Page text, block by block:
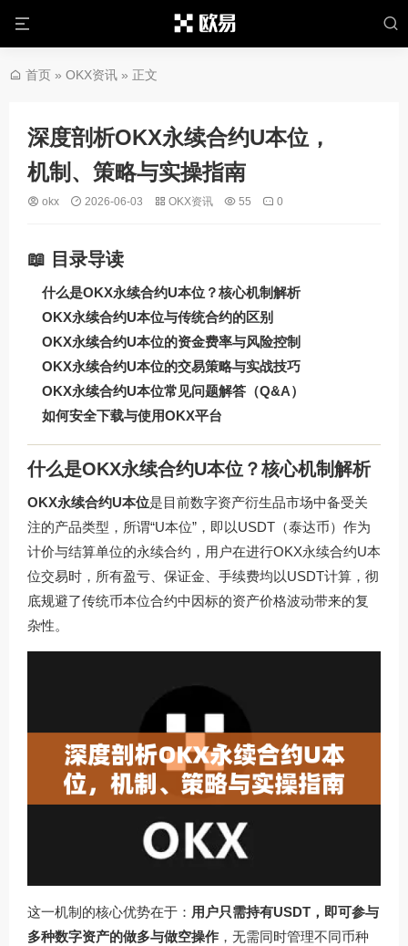
首页 » OKX资讯 » 正文
深度剖析OKX永续合约U本位，
机制、策略与实操指南
okx 2026-06-03 OKX资讯 55 0
📖 目录导读
什么是OKX永续合约U本位？核心机制解析
OKX永续合约U本位与传统合约的区别
OKX永续合约U本位的资金费率与风险控制
OKX永续合约U本位的交易策略与实战技巧
OKX永续合约U本位常见问题解答（Q&A）
如何安全下载与使用OKX平台
什么是OKX永续合约U本位？核心机制解析
OKX永续合约U本位是目前数字资产衍生品市场中备受关
注的产品类型，所谓“U本位”，即以USDT（泰达币）作为
计价与结算单位的永续合约，用户在进行OKX永续合约U本
位交易时，所有盈亏、保证金、手续费均以USDT计算，彻
底规避了传统币本位合约中因标的资产价格波动带来的复
杂性。
这一机制的核心优势在于： 用户只需持有USDT，即可参与
多种数字资产的做多与做空操作 ，无需同时管理不同币种